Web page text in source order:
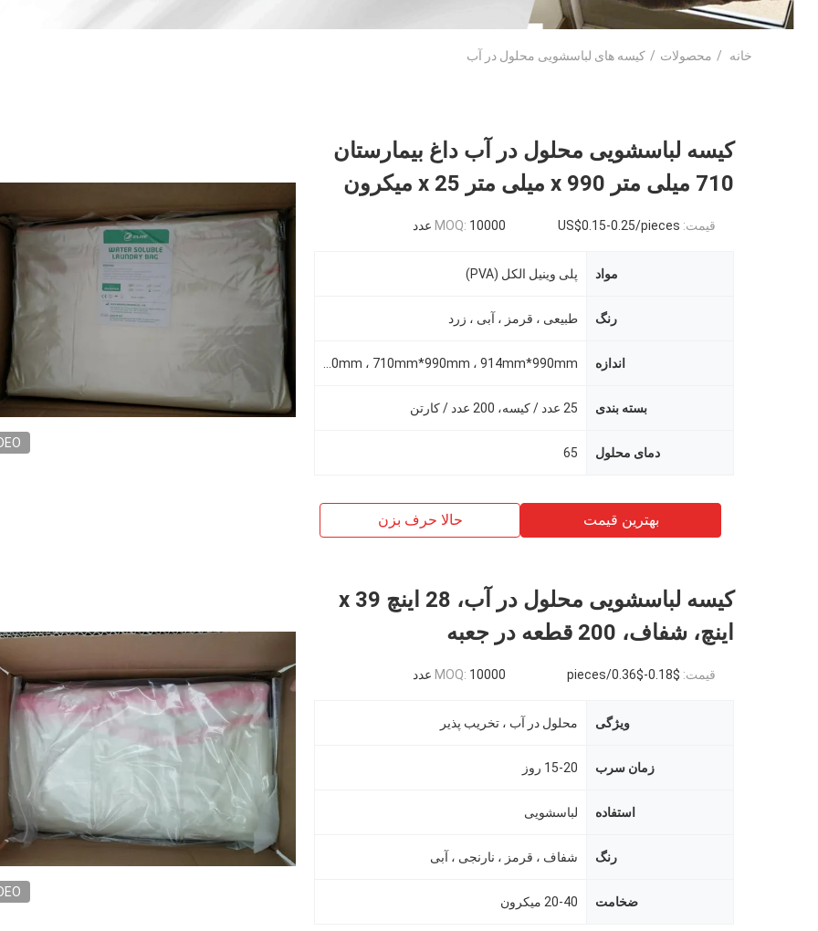
خانه / محصولات / کیسه های لباسشویی محلول در آب
کیسه لباسشویی محلول در آب داغ بیمارستان
710 میلی متر x 990 میلی متر x 25 میکرون
قیمت: US$0.15-0.25/pieces
MOQ: 10000 عدد
مواد پلی وینیل الکل (PVA)
رنگ طبیعی ، قرمز ، آبی ، زرد
اندازه
بسته بندی 25 عدد / کیسه، 200 عدد / کارتن
دمای محلول 65
بهترین قیمت حالا حرف بزن
کیسه لباسشویی محلول در آب، 28 اینچ x 39
اینچ، شفاف، 200 قطعه در جعبه
قیمت: $0.18-$0.36/pieces
MOQ: 10000 عدد
ویژگی محلول در آب ، تخریب پذیر
زمان سرب 15-20 روز
استفاده لباسشویی
رنگ شفاف ، قرمز ، نارنجی ، آبی
ضخامت 20-40 میکرون